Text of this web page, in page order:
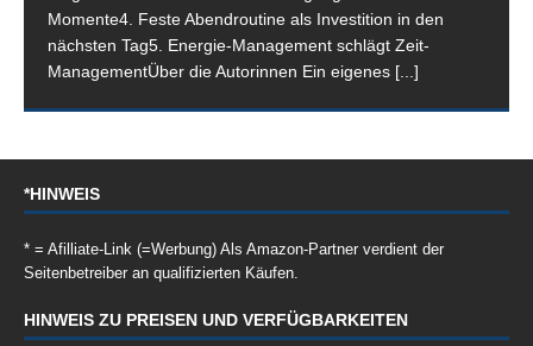
Momente4. Feste Abendroutine als Investition in den
nächsten Tag5. Energie-Management schlägt Zeit-
ManagementÜber die Autorinnen Ein eigenes [...]
*HINWEIS
* = Afilliate-Link (=Werbung) Als Amazon-Partner verdient der
Seitenbetreiber an qualifizierten Käufen.
HINWEIS ZU PREISEN UND VERFÜGBARKEITEN